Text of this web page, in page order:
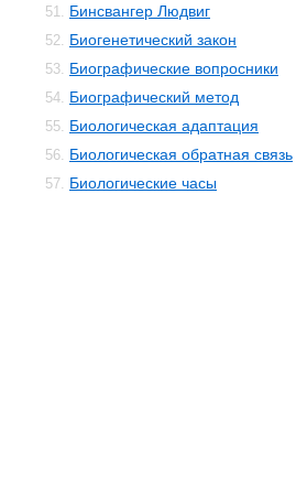
51. Бинсвангер Людвиг
52. Биогенетический закон
53. Биографические вопросники
54. Биографический метод
55. Биологическая адаптация
56. Биологическая обратная связь
57. Биологические часы